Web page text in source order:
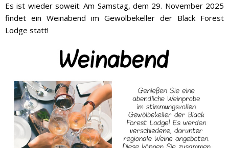
Es ist wieder soweit: Am Samstag, dem 29. November 2025
findet ein Weinabend im Gewölbekeller der Black Forest
Lodge statt!